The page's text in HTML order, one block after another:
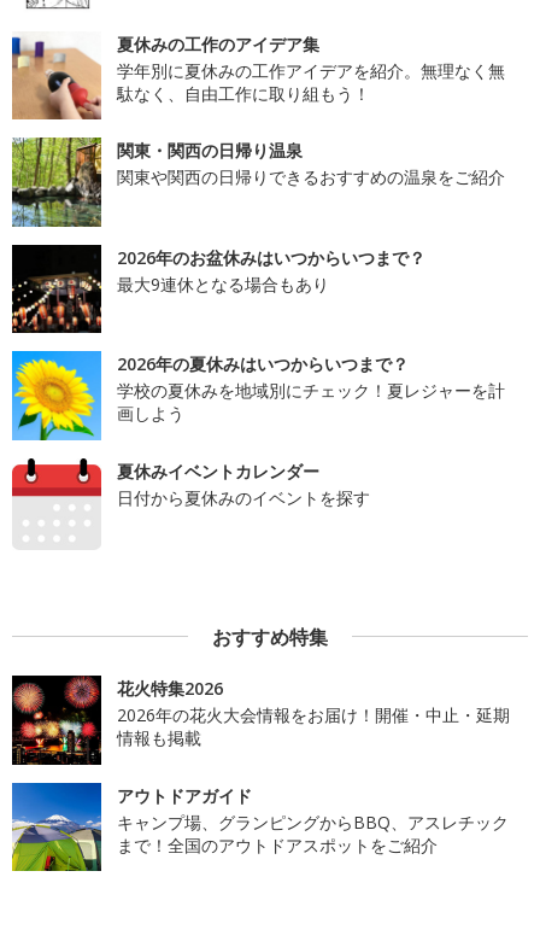
夏休みの工作のアイデア集
学年別に夏休みの工作アイデアを紹介。無理なく無
駄なく、自由工作に取り組もう！
関東・関西の日帰り温泉
関東や関西の日帰りできるおすすめの温泉をご紹介
2026年のお盆休みはいつからいつまで？
最大9連休となる場合もあり
2026年の夏休みはいつからいつまで？
学校の夏休みを地域別にチェック！夏レジャーを計
画しよう
夏休みイベントカレンダー
日付から夏休みのイベントを探す
おすすめ特集
花火特集2026
2026年の花火大会情報をお届け！開催・中止・延期
情報も掲載
アウトドアガイド
キャンプ場、グランピングからBBQ、アスレチック
まで！全国のアウトドアスポットをご紹介